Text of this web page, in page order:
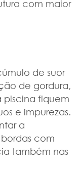
com maior
de suor
de gordura,
piscina fiquem
e impurezas.
a
com
também nas